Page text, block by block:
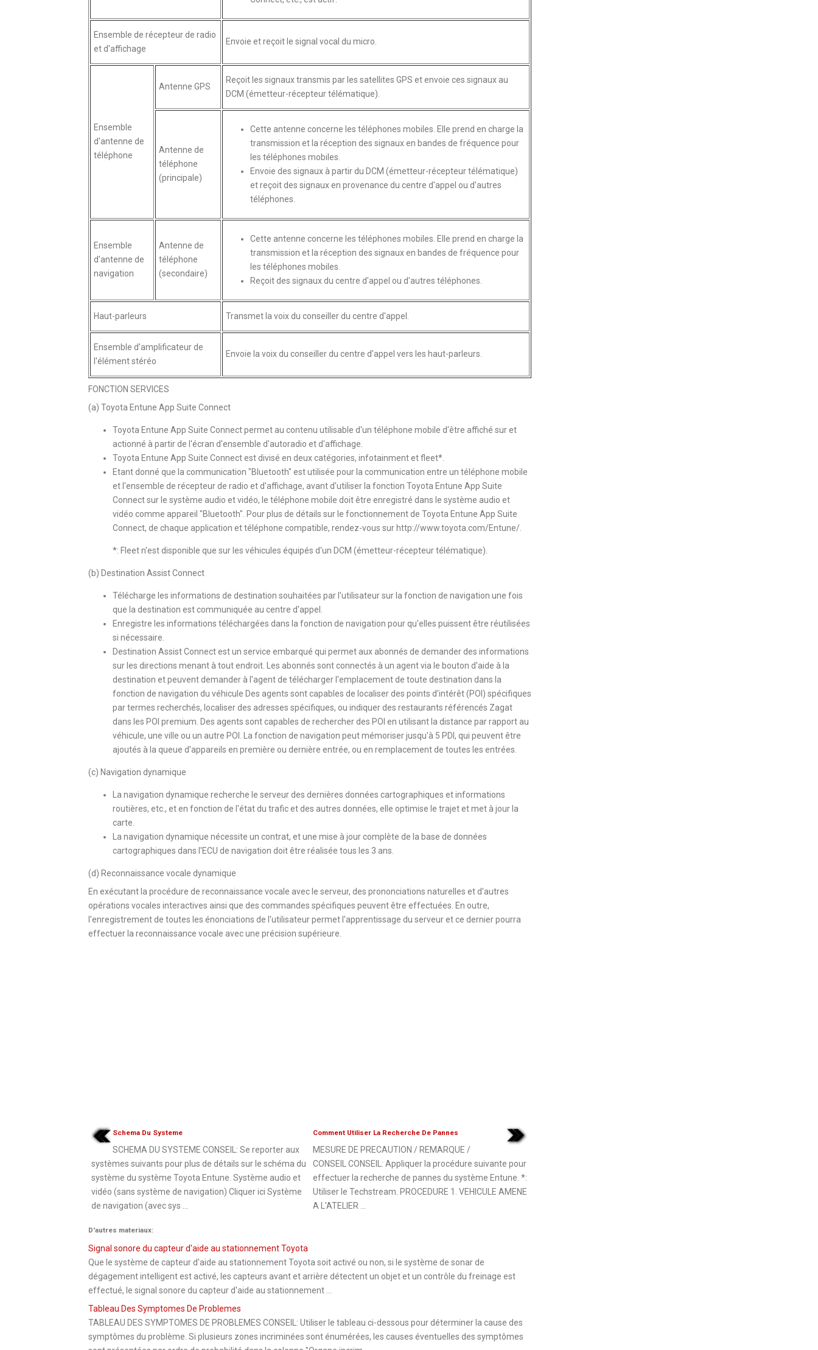
Ensemble de récepteur de radio
et d'affichage
Envoie et reçoit le signal vocal du micro.
Ensemble
d'antenne de
téléphone
Antenne GPS
Reçoit les signaux transmis par les satellites GPS et envoie ces signaux au
DCM (émetteur-récepteur télématique).
Antenne de
téléphone
(principale)
Cette antenne concerne les téléphones mobiles. Elle prend en charge la
transmission et la réception des signaux en bandes de fréquence pour
les téléphones mobiles.
Envoie des signaux à partir du DCM (émetteur-récepteur télématique)
et reçoit des signaux en provenance du centre d'appel ou d'autres
téléphones.
Ensemble
d'antenne de
navigation
Antenne de
téléphone
(secondaire)
Cette antenne concerne les téléphones mobiles. Elle prend en charge la
transmission et la réception des signaux en bandes de fréquence pour
les téléphones mobiles.
Reçoit des signaux du centre d'appel ou d'autres téléphones.
Haut-parleurs Transmet la voix du conseiller du centre d'appel.
Ensemble d'amplificateur de
l'élément stéréo
Envoie la voix du conseiller du centre d'appel vers les haut-parleurs.
FONCTION SERVICES
(a) Toyota Entune App Suite Connect
Toyota Entune App Suite Connect permet au contenu utilisable d'un téléphone mobile d'être affiché sur et
actionné à partir de l'écran d'ensemble d'autoradio et d'affichage.
Toyota Entune App Suite Connect est divisé en deux catégories, infotainment et fleet*.
Etant donné que la communication "Bluetooth" est utilisée pour la communication entre un téléphone mobile
et l'ensemble de récepteur de radio et d'affichage, avant d'utiliser la fonction Toyota Entune App Suite
Connect sur le système audio et vidéo, le téléphone mobile doit être enregistré dans le système audio et
vidéo comme appareil "Bluetooth". Pour plus de détails sur le fonctionnement de Toyota Entune App Suite
Connect, de chaque application et téléphone compatible, rendez-vous sur http://www.toyota.com/Entune/.
*: Fleet n'est disponible que sur les véhicules équipés d'un DCM (émetteur-récepteur télématique).
(b) Destination Assist Connect
Télécharge les informations de destination souhaitées par l'utilisateur sur la fonction de navigation une fois
que la destination est communiquée au centre d'appel.
Enregistre les informations téléchargées dans la fonction de navigation pour qu'elles puissent être réutilisées
si nécessaire.
Destination Assist Connect est un service embarqué qui permet aux abonnés de demander des informations
sur les directions menant à tout endroit. Les abonnés sont connectés à un agent via le bouton d'aide à la
destination et peuvent demander à l'agent de télécharger l'emplacement de toute destination dans la
fonction de navigation du véhicule Des agents sont capables de localiser des points d'intérêt (POI) spécifiques
par termes recherchés, localiser des adresses spécifiques, ou indiquer des restaurants référencés Zagat
dans les POI premium. Des agents sont capables de rechercher des POI en utilisant la distance par rapport au
véhicule, une ville ou un autre POI. La fonction de navigation peut mémoriser jusqu'à 5 PDI, qui peuvent être
ajoutés à la queue d'appareils en première ou dernière entrée, ou en remplacement de toutes les entrées.
(c) Navigation dynamique
La navigation dynamique recherche le serveur des dernières données cartographiques et informations
routières, etc., et en fonction de l'état du trafic et des autres données, elle optimise le trajet et met à jour la
carte.
La navigation dynamique nécessite un contrat, et une mise à jour complète de la base de données
cartographiques dans l'ECU de navigation doit être réalisée tous les 3 ans.
(d) Reconnaissance vocale dynamique
En exécutant la procédure de reconnaissance vocale avec le serveur, des prononciations naturelles et d'autres
opérations vocales interactives ainsi que des commandes spécifiques peuvent être effectuées. En outre,
l'enregistrement de toutes les énonciations de l'utilisateur permet l'apprentissage du serveur et ce dernier pourra
effectuer la reconnaissance vocale avec une précision supérieure.
Schema Du Systeme
SCHEMA DU SYSTEME CONSEIL: Se reporter aux
systèmes suivants pour plus de détails sur le schéma du
système du système Toyota Entune. Système audio et
vidéo (sans système de navigation) Cliquer ici Système
de navigation (avec sys ...
Comment Utiliser La Recherche De Pannes
MESURE DE PRECAUTION / REMARQUE /
CONSEIL CONSEIL: Appliquer la procédure suivante pour
effectuer la recherche de pannes du système Entune. *:
Utiliser le Techstream. PROCEDURE 1. VEHICULE AMENE
A L'ATELIER ...
D'autres materiaux:
Signal sonore du capteur d'aide au stationnement Toyota
Que le système de capteur d'aide au stationnement Toyota soit activé ou non, si le système de sonar de
dégagement intelligent est activé, les capteurs avant et arrière détectent un objet et un contrôle du freinage est
effectué, le signal sonore du capteur d'aide au stationnement ...
Tableau Des Symptomes De Problemes
TABLEAU DES SYMPTOMES DE PROBLEMES CONSEIL: Utiliser le tableau ci-dessous pour déterminer la cause des
symptômes du problème. Si plusieurs zones incriminées sont énumérées, les causes éventuelles des symptômes